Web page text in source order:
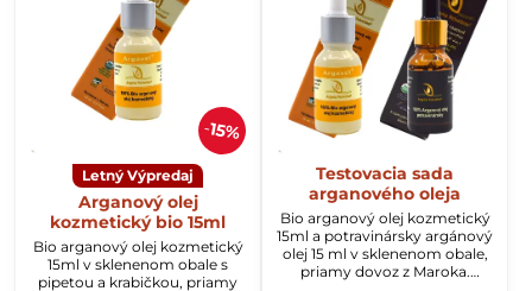
Vyskúšajte starostlivosť o Vašu pleť, vlasy a celé telo s
prírodnými olejmi, ktoré dokonale nahrádzajú rôzne
kozmetické prípravky. Pri použití stačí úplne jedna, alebo
dve kvapkyarganového oleja
15%
Letný Výpredaj
Arganový olej
kozmetický bio 15ml
Bio arganový olej kozmetický
15ml v sklenenom obale s
pipetou a krabičkou, priamy
Testovacia sada
arganového oleja
Bio arganový olej kozmetický
15ml a potravinársky argánový
olej 15 ml v sklenenom obale,
priamy dovoz z Maroka.